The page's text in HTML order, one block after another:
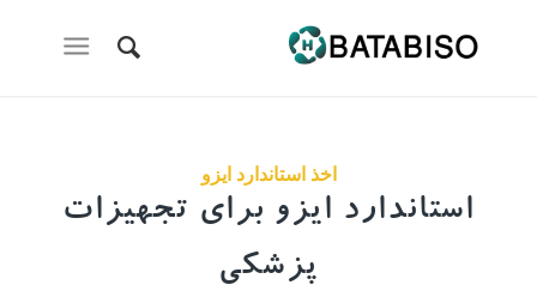
اخذ استاندارد ایزو
استاندارد ایزو برای تجهیزات
پزشکی